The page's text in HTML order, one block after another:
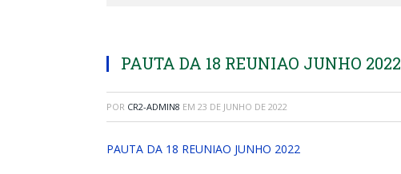
PAUTA DA 18 REUNIAO JUNHO 2022
POR CR2-ADMIN8 EM 23 DE JUNHO DE 2022
PAUTA DA 18 REUNIAO JUNHO 2022